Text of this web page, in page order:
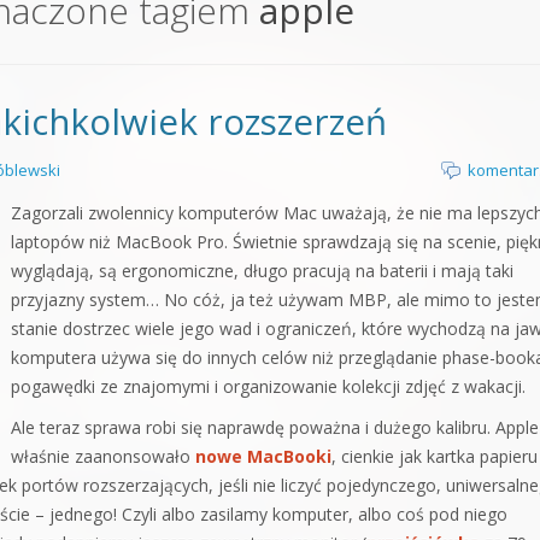
od podstaw
Kompendium
tagiem apple
rozszerzeń
Zagorzali zwolennicy komputerów Mac uważają, że nie ma
laptopów niż MacBook Pro. Świetnie sprawdzają się na scenie,
wyglądają, są ergonomiczne, długo pracują na baterii i mają taki
przyjazny system… No cóż, ja też używam MBP, ale mimo to
stanie dostrzec wiele jego wad i ograniczeń, które wychodzą na
komputera używa się do innych celów niż przeglądanie phase-
pogawędki ze znajomymi i organizowanie kolekcji zdjęć z wakacji.
Ale teraz sprawa robi się naprawdę poważna i dużego kalibru. Apple
właśnie zaanonsowało nowe MacBooki, cienkie jak kartka papieru
portów rozszerzających, jeśli nie liczyć pojedynczego,
– jednego! Czyli albo zasilamy komputer, albo coś pod niego